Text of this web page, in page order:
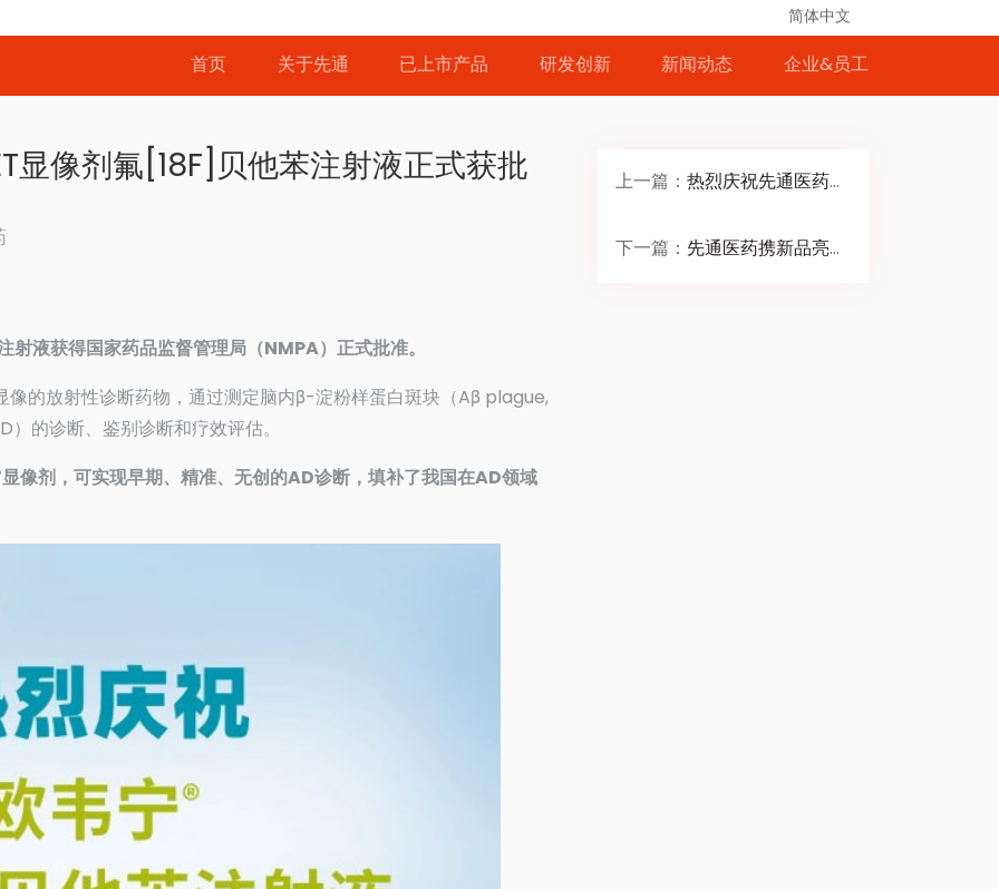
简体中文
首页 关于先通 已上市产品 研发创新 新闻动态 企业&员工
显像剂氟[18F]贝他苯注射液正式获批
射液获得国家药品监督管理局（NMPA）正式批准。
像的放射性诊断药物，通过测定脑内β-淀粉样蛋白斑块（Aβ plague,
的诊断、鉴别诊断和疗效评估。
像剂，可实现早期、精准、无创的AD诊断，填补了我国在AD领域
上一篇： 热烈庆祝先通医药欧达乐®腺苷注射液正式商业上市
下一篇： 先通医药携新品亮相中华医学会核医学分会2023年学术年会